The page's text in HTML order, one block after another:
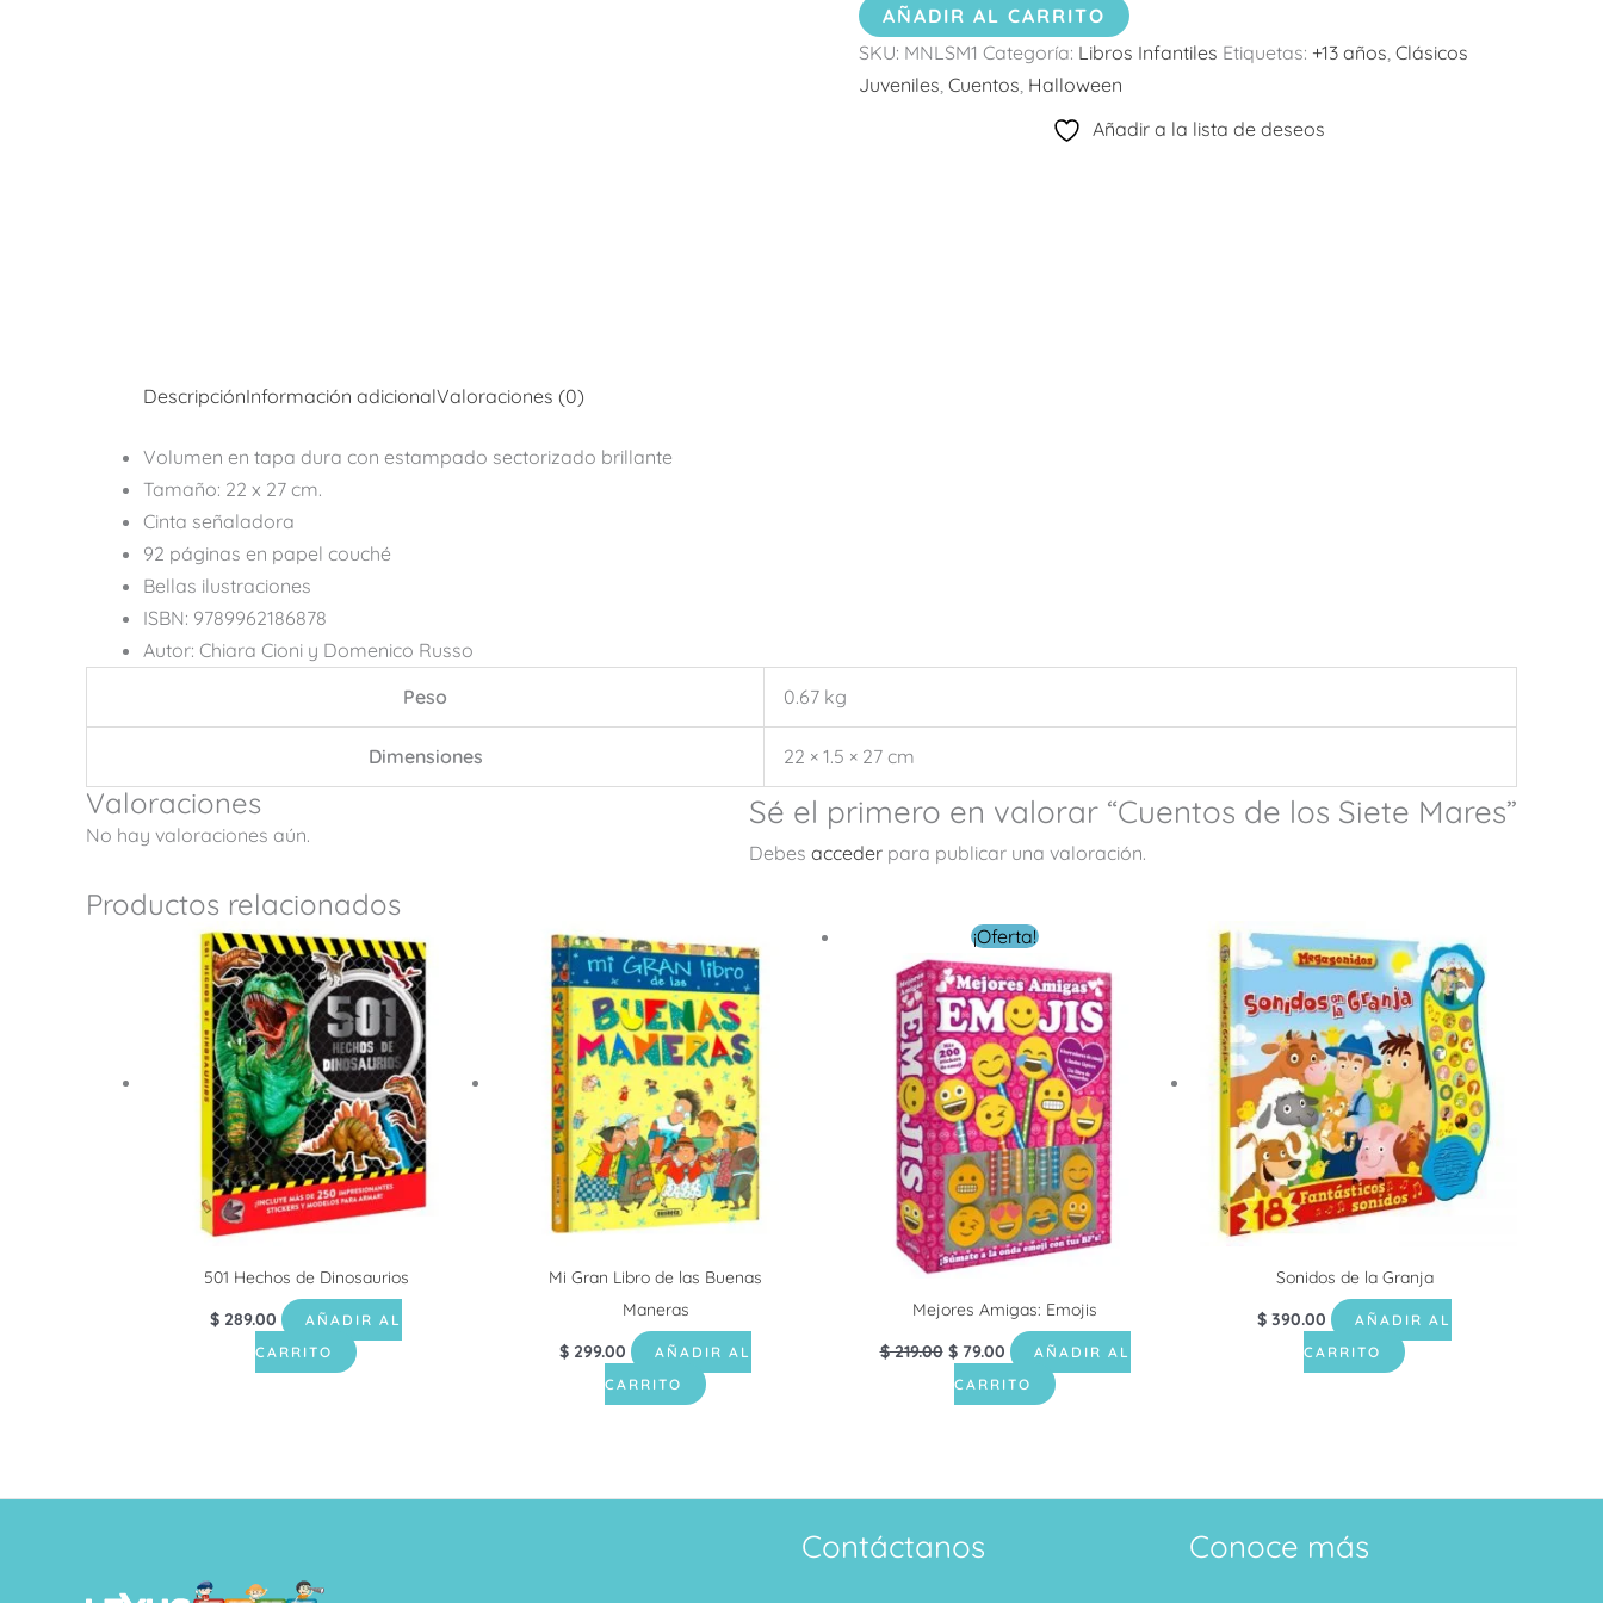
AÑADIR AL CARRITO
SKU: MNLSM1 Categoría: Libros Infantiles Etiquetas: +13 años Clásicos
Juveniles Cuentos Halloween
Añadir a la lista de deseos
DescripciónInformación adicionalValoraciones (0)
Volumen en tapa dura con estampado sectorizado brillante
Tamaño: 22 x 27 cm.
Cinta señaladora
92 páginas en papel couché
Bellas ilustraciones
ISBN: 9789962186878
Autor: Chiara Cioni y Domenico Russo
Peso
0.67 kg
Dimensiones 22 × 1.5 × 27 cm
Valoraciones
No hay valoraciones aún.
Sé el primero en valorar “Cuentos de los Siete Mares”
Debes acceder para publicar una valoración.
Productos relacionados
501 Hechos de Dinosaurios
$ 289.00
AÑADIR AL
CARRITO
Mi Gran Libro de las Buenas
Maneras
$ 299.00
AÑADIR AL
CARRITO
¡Oferta!
Mejores Amigas: Emojis
$219.00
precio
original
era:
$ 219.00.
$79.00
El
precio
actual
es:
$ 79.00.
AÑADIR AL
CARRITO
Sonidos de la Granja
$ 390.00
AÑADIR AL
CARRITO
Contáctanos Conoce más